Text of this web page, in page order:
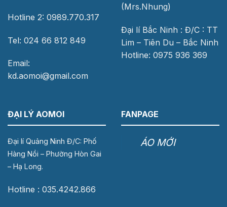
Hotline 2: 0989.770.317
Tel: 024 66 812 849
Email:
kd.aomoi@gmail.com
(Mrs.Nhung)
Đại lí Bắc Ninh : Đ/C : TT
Lim – Tiên Du – Bắc Ninh
Hotline: 0975 936 369
ĐẠI LÝ AOMOI
Đại lí Quảng Ninh Đ/C: Phố
Hàng Nồi – Phường Hòn Gai
– Hạ Long.
Hotline : 035.4242.866
FANPAGE
ÁO MỚI